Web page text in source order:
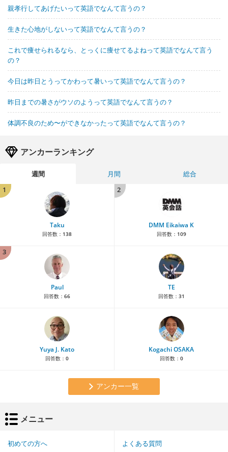
親孝行してあげたいって英語でなんて言うの？
生きた心地がしないって英語でなんて言うの？
これで痩せられるなら、とっくに痩せてるよねって英語でなんて言う
の？
今日は昨日とうってかわって暑いって英語でなんて言うの？
昨日までの暑さがウソのようって英語でなんて言うの？
体調不良のため〜ができなかったって英語でなんて言うの？
アンカーランキング
週間 月間
総合
1
Taku
回答数： 138
2
DMM Eikaiwa K
回答数： 109
3
Paul
回答数： 66
TE
回答数： 31
Yuya J. Kato
回答数： 0
Kogachi OSAKA
回答数： 0
アンカー一覧
メニュー
初めての方へ よくある質問